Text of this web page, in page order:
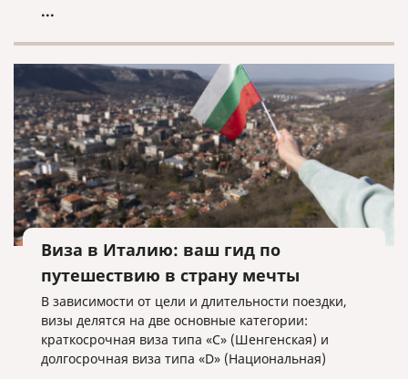
...
Виза в Италию: ваш гид по
путешествию в страну мечты
В зависимости от цели и длительности поездки,
визы делятся на две основные категории:
краткосрочная виза типа «C» (Шенгенская) и
долгосрочная виза типа «D» (Национальная)